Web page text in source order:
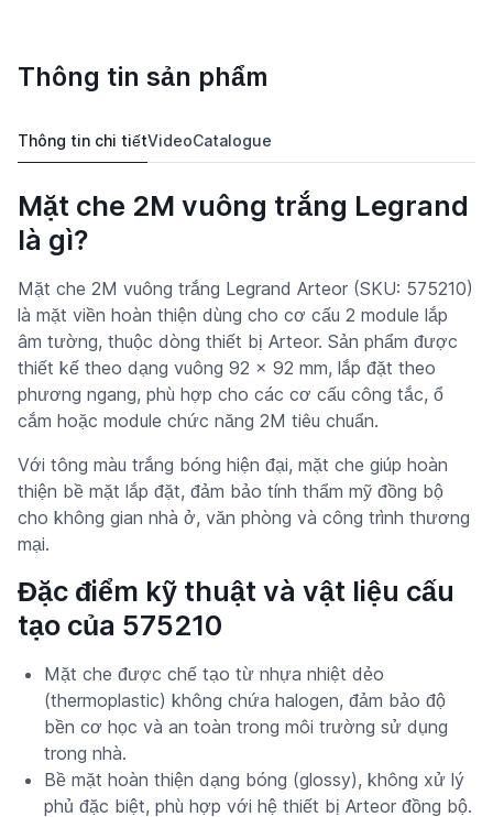
Thông tin sản phẩm
Thông tin chi tiếtVideoCatalogue
Mặt che 2M vuông trắng Legrand
là gì?
Mặt che 2M vuông trắng Legrand Arteor (SKU: 575210)
là mặt viền hoàn thiện dùng cho cơ cấu 2 module lắp
âm tường, thuộc dòng thiết bị Arteor. Sản phẩm được
thiết kế theo dạng vuông 92 × 92 mm, lắp đặt theo
phương ngang, phù hợp cho các cơ cấu công tắc, ổ
cắm hoặc module chức năng 2M tiêu chuẩn.
Với tông màu trắng bóng hiện đại, mặt che giúp hoàn
thiện bề mặt lắp đặt, đảm bảo tính thẩm mỹ đồng bộ
cho không gian nhà ở, văn phòng và công trình thương
mại.
Đặc điểm kỹ thuật và vật liệu cấu
tạo của 575210
Mặt che được chế tạo từ nhựa nhiệt dẻo
(thermoplastic) không chứa halogen, đảm bảo độ
bền cơ học và an toàn trong môi trường sử dụng
trong nhà.
Bề mặt hoàn thiện dạng bóng (glossy), không xử lý
phủ đặc biệt, phù hợp với hệ thiết bị Arteor đồng bộ.